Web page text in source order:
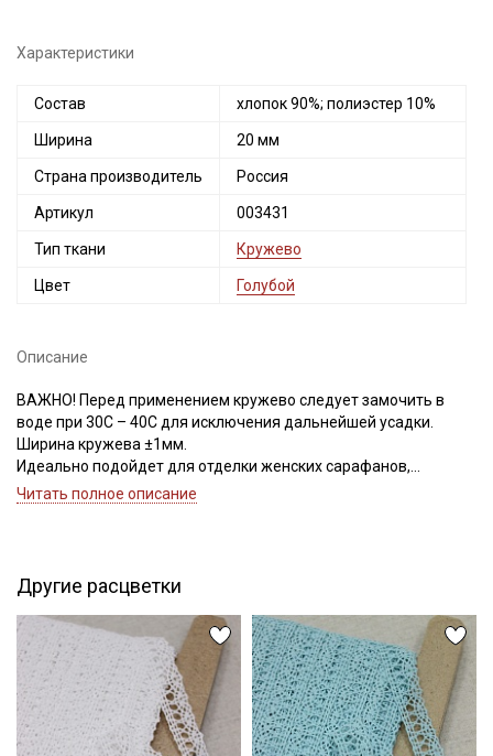
Характеристики
Состав хлопок 90%; полиэстер 10%
Ширина 20 мм
Страна производитель Россия
Артикул 003431
Тип ткани Кружево
Цвет Голубой
Описание
ВАЖНО! Перед применением кружево следует замочить в
воде при 30С – 40С для исключения дальнейшей усадки.
Ширина кружева ±1мм.
Идеально подойдет для отделки женских сарафанов,
платьев, юбок, рукавов.
Цветопередача может отличаться от оригинального цвета в
зависимости от настроек вашего монитора.
Читать полное описание
Другие расцветки